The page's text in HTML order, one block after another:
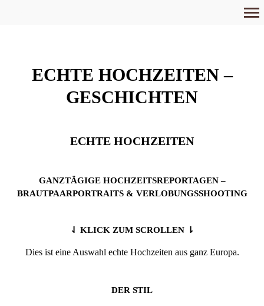
ECHTE HOCHZEITEN –
GESCHICHTEN
ECHTE HOCHZEITEN
GANZTÄGIGE HOCHZEITSREPORTAGEN –
BRAUTPAARPORTRAITS & VERLOBUNGSSHOOTING
⇃ KLICK ZUM SCROLLEN ⇂
Dies ist eine Auswahl echte Hochzeiten aus ganz Europa.
DER STIL